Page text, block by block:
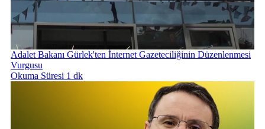
Adalet Bakanı Gürlek'ten İnternet Gazeteciliğinin Düzenlenmesi
Vurgusu
Okuma Süresi 1 dk